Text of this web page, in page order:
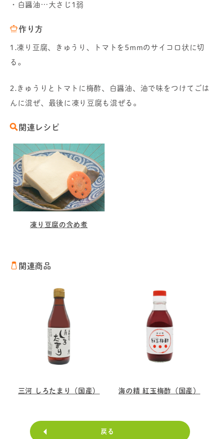
・白醤油…大さじ1弱
作り方
1.凍り豆腐、きゅうり、トマトを5mmのサイコロ状に切
る。
2.きゅうりとトマトに梅酢、白醤油、油で味をつけてごは
んに混ぜ、最後に凍り豆腐も混ぜる。
関連レシピ
凍り豆腐の含め煮
関連商品
三河 しろたまり（国産） 海の精 紅玉梅酢（国産）
戻る